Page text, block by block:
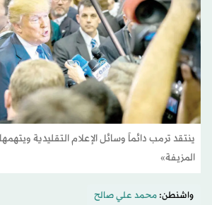
ينتقد ترمب دائماً وسائل الإعلام التقليدية
المزيفة»
واشنطن:محمد علي صالح